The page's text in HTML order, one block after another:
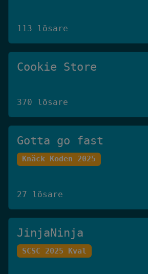
113 lösare
Cookie Store
370 lösare
Gotta go fast
Knäck Koden 2025
27 lösare
JinjaNinja
SCSC 2025 Kval